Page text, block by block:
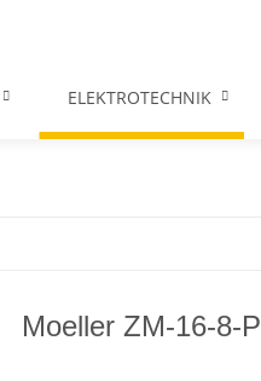
ELEKTROTECHNIK
Moeller ZM-16-8-